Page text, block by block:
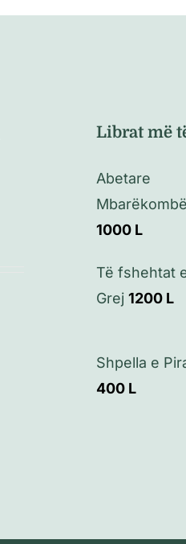
Librat më
Abetare
1000 L
Të fshehtat
Grej 1200 L
Shpella e
400 L